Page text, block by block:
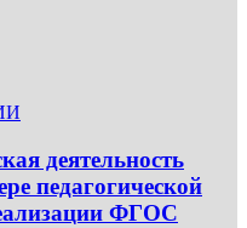
деятельность
педагогической
ФГОС